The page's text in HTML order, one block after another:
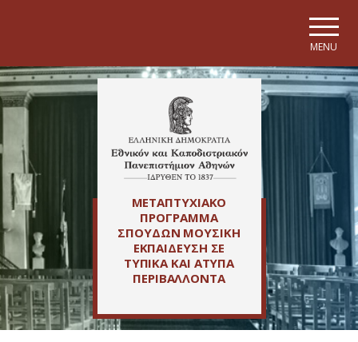
MENU
ΜΕΤΑΠΤΥΧΙΑΚΟ
ΠΡΟΓΡΑΜΜΑ
ΣΠΟΥΔΩΝ ΜΟΥΣΙΚΗ
ΕΚΠΑΙΔΕΥΣΗ ΣΕ
ΤΥΠΙΚΑ ΚΑΙ ΑΤΥΠΑ
ΠΕΡΙΒΑΛΛΟΝΤΑ